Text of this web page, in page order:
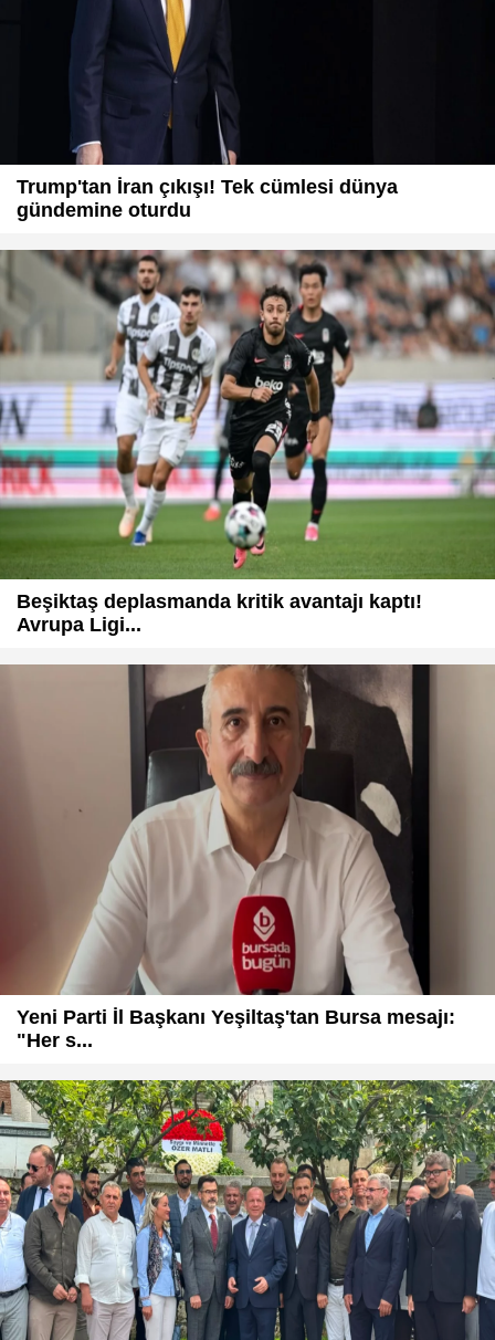
Trump'tan İran çıkışı! Tek cümlesi dünya
gündemine oturdu
Beşiktaş deplasmanda kritik avantajı kaptı!
Avrupa Ligi...
Yeni Parti İl Başkanı Yeşiltaş'tan Bursa mesajı:
"Her s...